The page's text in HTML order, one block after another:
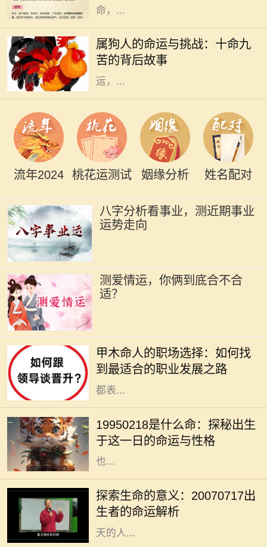
命，...
属狗人的命运与挑战：十命九
苦的背后故事
在中国传统文化中，属狗的人常常被
描绘为忠诚正直、勇敢无畏的形象。
然而，许多人并不知道的是，属狗的
命人常常面临着“十命九苦”的命
运，...
流年2024 桃花运测试 姻缘分析 姓名配对
八字分析看事业，测近期事业
运势走向
测爱情运，你俩到底合不合
适？
甲木命人的职场选择：如何找
到最适合的职业发展之路
一，象征着生机、成长和发展。甲木
命的人如同春天的树木，充满了生命
力和创造力。他们在人际关系中通常
都表...
19950218是什么命：探秘出生
于这一日的命运与性格
在中国传统文化中，八字命理被视为
解读一个人命运的重要工具。1995年
2月18日出生的人，正好是在农历正
月初十，这一天在五行八字中的影响
也...
探索生命的意义：20070717出
生者的命运解析
在我们的人生旅程中，每个生命的诞
生都注定有其独特的意义与使命。
20070717这个特殊的日期，隐含着
丰富的数字哲学，昭示着出生在这一
天的人...
双子座是个富有魅力的星座，生于5